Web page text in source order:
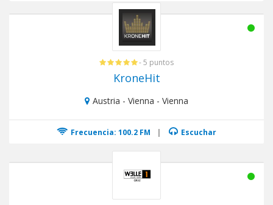
- 5 puntos
KroneHit
Austria - Vienna - Vienna
Frecuencia: 100.2 FM | Escuchar